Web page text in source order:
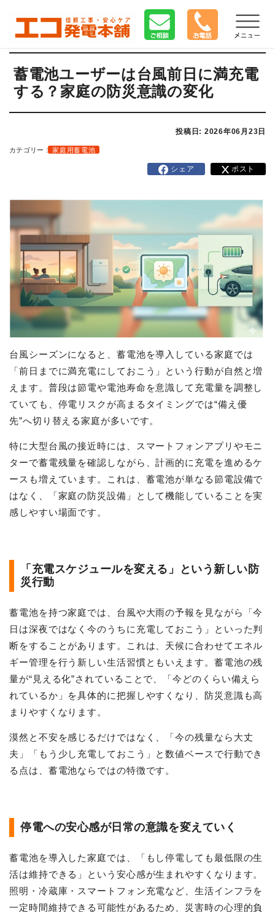
蓄電池ユーザーは台風前日に満充電
する？家庭の防災意識の変化
投稿日: 2026年06月23日
カテゴリー : 家庭用蓄電池
シェア ポスト
台風シーズンになると、蓄電池を導入している家庭では
「前日までに満充電にしておこう」という行動が自然と増
えます。普段は節電や電池寿命を意識して充電量を調整し
ていても、停電リスクが高まるタイミングでは“備え優
先”へ切り替える家庭が多いです。
特に大型台風の接近時には、スマートフォンアプリやモニ
ターで蓄電残量を確認しながら、計画的に充電を進めるケ
ースも増えています。これは、蓄電池が単なる節電設備で
はなく、「家庭の防災設備」として機能していることを実
感しやすい場面です。
「充電スケジュールを変える」という新しい防
災行動
蓄電池を持つ家庭では、台風や大雨の予報を見ながら「今
日は深夜ではなく今のうちに充電しておこう」といった判
断をすることがあります。これは、天候に合わせてエネル
ギー管理を行う新しい生活習慣ともいえます。蓄電池の残
量が“見える化”されていることで、「今どのくらい備えら
れているか」を具体的に把握しやすくなり、防災意識も高
まりやすくなります。
漠然と不安を感じるだけではなく、「今の残量なら大丈
夫」「もう少し充電しておこう」と数値ベースで行動でき
る点は、蓄電池ならではの特徴です。
停電への安心感が日常の意識を変えていく
蓄電池を導入した家庭では、「もし停電しても最低限の生
活は維持できる」という安心感が生まれやすくなります。
照明・冷蔵庫・スマートフォン充電など、生活インフラを
一定時間維持できる可能性があるため、災害時の心理的負